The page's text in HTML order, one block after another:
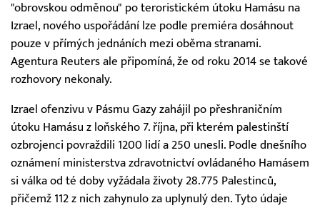
"obrovskou odměnou" po teroristickém útoku Hamásu na
Izrael, nového uspořádání lze podle premiéra dosáhnout
pouze v přímých jednáních mezi oběma stranami.
Agentura Reuters ale připomíná, že od roku 2014 se takové
rozhovory nekonaly.
Izrael ofenzivu v Pásmu Gazy zahájil po přeshraničním
útoku Hamásu z loňského 7. října, při kterém palestinští
ozbrojenci povraždili 1200 lidí a 250 unesli. Podle dnešního
oznámení ministerstva zdravotnictví ovládaného Hamásem
si válka od té doby vyžádala životy 28.775 Palestinců,
přičemž 112 z nich zahynulo za uplynulý den. Tyto údaje